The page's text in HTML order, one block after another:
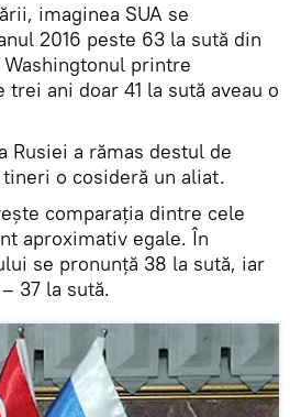
imaginea SUA se
2016 peste 63 la sută din
printre
ani doar 41 la sută aveau o
Rusiei a rămas destul de
o cosideră un aliat.
comparația dintre cele
aproximativ egale. În
se pronunță 38 la sută, iar
37 la sută.